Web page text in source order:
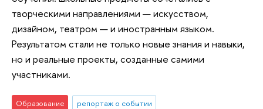
творческими направлениями — искусством,
дизайном, театром — и иностранным языком.
Результатом стали не только новые знания и навыки,
но и реальные проекты, созданные самими
участниками.
Образование
репортаж о событии